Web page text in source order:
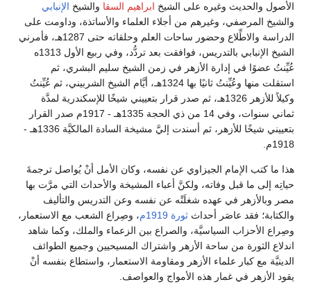
الأصول والحديث وغيره على الشيخ ابراهيم السقا والشيخ الإنبابي
والشيخ المرصفي، وغيرهم من أجلاء العلماء والأساتذة، وداومت على
الدراسة والاطِّلاع وحضور ساحات العلم وحلقاته حتى 1287هـ، فأمرني
الشيخ الإنبابي بالتدريس، فوافقت بعد تردُّد، وفي ربيع الأول 1313ه
عُيِّنتُ عضوًا في إدارة الأزهر في زمن الشيخ سليم البشري، ثم
استقلت منها وعُيِّنتُ ثانيًا بها 1324هـ، أيَّام الشيخ الشربيني، ثم عُيِّنتُ
وكيلاً للأزهر 1326هـ، ثم صدر قرار بتعييني شيخًا للإسكندرية لمدَّة
ثماني سنوات، وفي 14 من ذي الحجة 1335هـ - 1917م صدر القرار
بتعييني شيخًا للأزهر، ثم أسندت إليَّ مشيخة السادة المالكيَّة 1336هـ -
1918م.
هذا ما كتب الإمام الجيزاوي عن نفسه، وكان الأمل أنْ يُواصل ترجمةَ
حياتِه إلى ما قبل وفاته، ولكنَّ أعباء المشيخة والأحداث التي مرَّت بها
مصر وبالأزهر في عهده شغلَتْه عن نفسه وعن التدريس والتأليف
والكتابة؛ فقد عاصَر أحداث ثورة 1919م
، وصِراع الشعب مع الاستعمار،
وصِراع الأحزاب السياسيَّة، والصراع بين الزعماء والملك، وكما شاهد
اندلاع الثورة من ساحة الأزهر واشتراك المسيحيين وجميع الطوائف
الدينيَّة مع كبار علماء الأزهر ومقاومة الاستعمار، واستطاع بنفسه أنْ
يقود الأزهر في غمار هذه الأمواج والعواصف.